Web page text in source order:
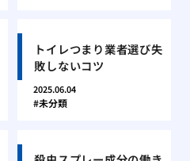
トイレつまり業者選び失
敗しないコツ
2025.06.04
未分類